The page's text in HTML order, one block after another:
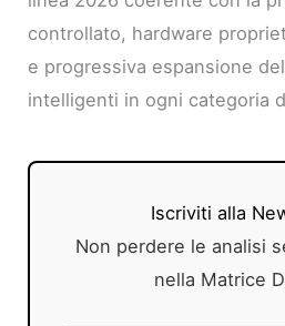
controllato, hardware
e progressiva espansione
intelligenti in ogni categoria
Iscriviti alla
Non perdere le analisi
nella Matrice